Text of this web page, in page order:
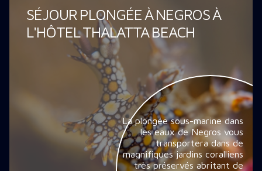
SÉJOUR PLONGÉE À NEGROS À
L'HÔTEL THALATTA BEACH
La plongée sous-marine dans
les eaux de Negros vous
transportera dans de
magnifiques jardins coralliens
très préservés abritant de